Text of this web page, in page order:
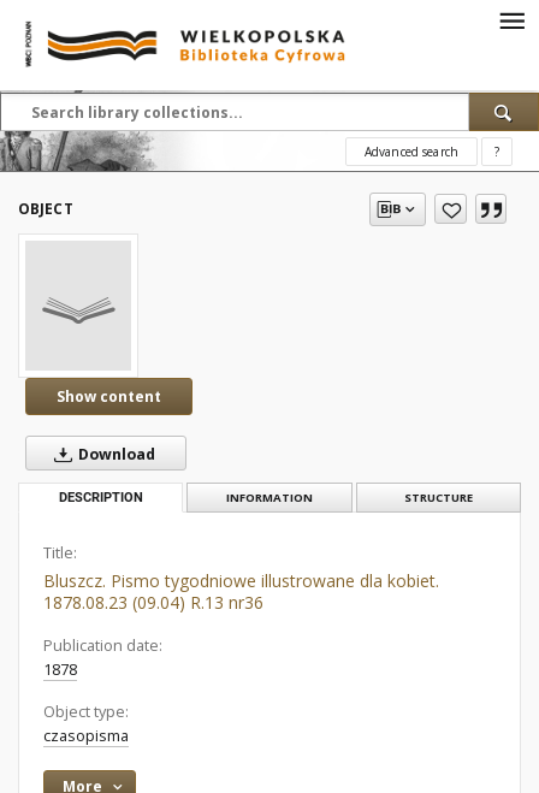
Advanced search ?
OBJECT
Show content
Download
DESCRIPTION INFORMATION STRUCTURE
Title:
Bluszcz. Pismo tygodniowe illustrowane dla kobiet.
1878.08.23 (09.04) R.13 nr36
Publication date:
1878
Object type:
czasopisma
More